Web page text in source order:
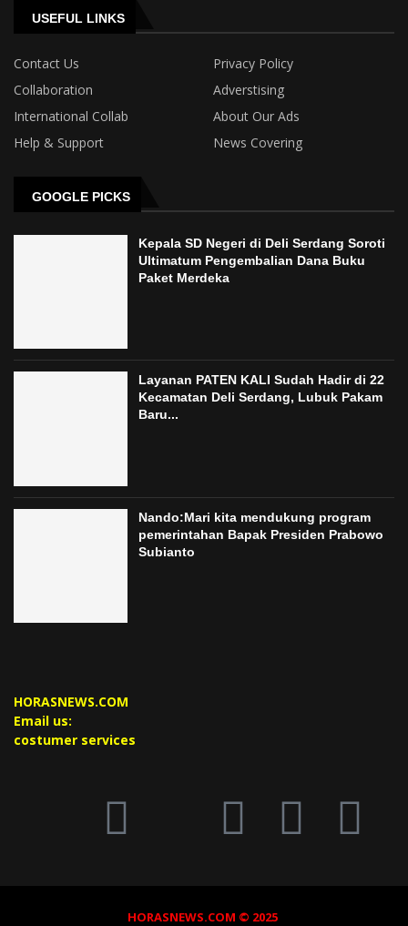
USEFUL LINKS
Contact Us
Privacy Policy
Collaboration
Adverstising
International Collab
About Our Ads
Help & Support
News Covering
GOOGLE PICKS
Kepala SD Negeri di Deli Serdang Soroti
Ultimatum Pengembalian Dana Buku
Paket Merdeka
Layanan PATEN KALI Sudah Hadir di 22
Kecamatan Deli Serdang, Lubuk Pakam
Baru...
Nando:Mari kita mendukung program
pemerintahan Bapak Presiden Prabowo
Subianto
HORASNEWS.COM
Email us:
costumer services
HORASNEWS.COM © 2025